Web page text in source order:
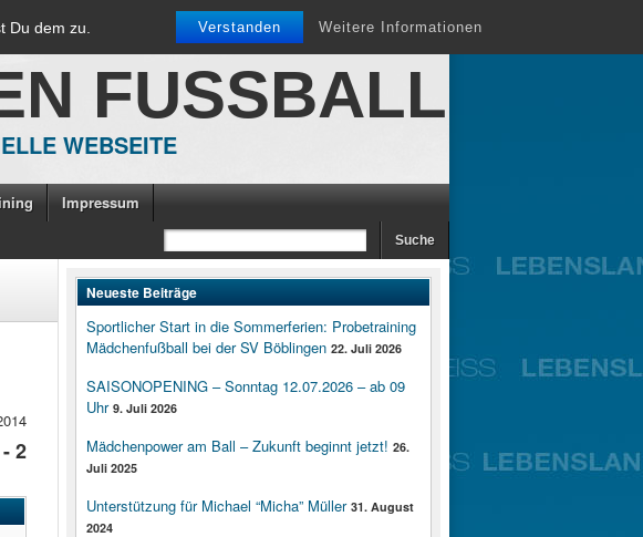
Du dem zu. Verstanden Weitere Informationen
FUSSBALL
WEBSEITE
Impressum
2
Neueste Beiträge
Sportlicher Start in die Sommerferien: Probetraining
Mädchenfußball bei der SV Böblingen 22. Juli 2026
SAISONOPENING – Sonntag 12.07.2026 – ab 09
Uhr 9. Juli 2026
Mädchenpower am Ball – Zukunft beginnt jetzt! 26.
Juli 2025
Unterstützung für Michael “Micha” Müller 31. August
2024